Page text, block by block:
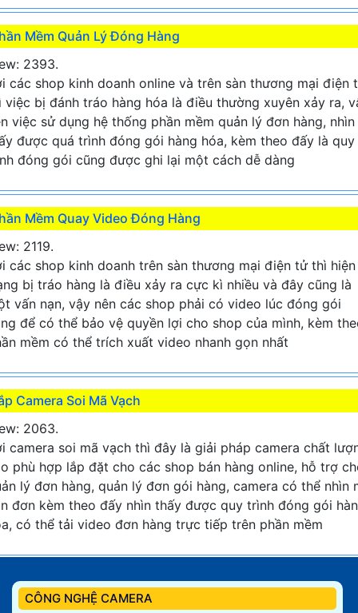
Mềm Quản Lý Đóng Hàng
2393.
các shop kinh doanh online và trên sàn thương mại điện
việc bị đánh tráo hàng hóa là điều thường xuyên xảy ra,
việc sử dụng hệ thống phần mềm quản lý đơn hàng, nhìn
được quá trình đóng gói hàng hóa, kèm theo đấy là quy
đóng gói cũng được ghi lại một cách dễ dàng
Mềm Quay Video Đóng Hàng
2119.
các shop kinh doanh trên sàn thương mại điện tử thì hiện
bị tráo hàng là điều xảy ra cực kì nhiều và đây cũng là
vấn nạn, vậy nên các shop phải có video lúc đóng gói
để có thể bảo vệ quyền lợi cho shop của mình, kèm
mềm có thể trích xuất video nhanh gọn nhất
Camera Soi Mã Vạch
2063.
camera soi mã vạch thì đây là giải pháp camera chất
phù hợp lắp đặt cho các shop bán hàng online, hỗ trợ
lý đơn hàng, quản lý đơn gói hàng, camera có thể nhìn
đơn kèm theo đấy nhìn thấy được quy trình đóng gói
có thể tải video đơn hàng trực tiếp trên phần mềm
CÔNG NGHỆ CAMERA